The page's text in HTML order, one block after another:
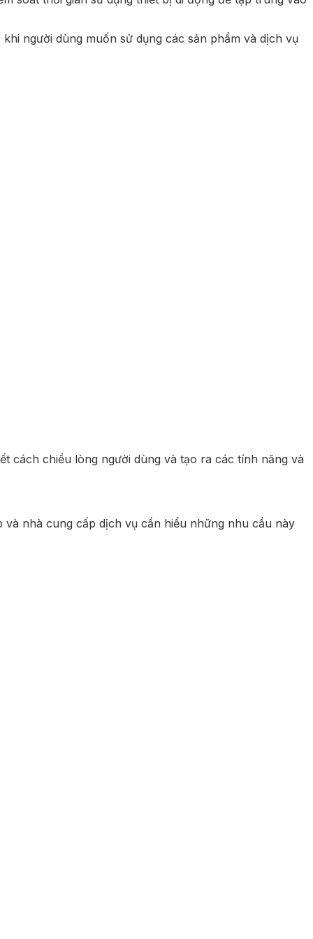
người dùng muốn sử dụng các sản phẩm và dịch vụ
cách chiều lòng người dùng và tạo ra các tính năng và
nhà cung cấp dịch vụ cần hiểu những nhu cầu này